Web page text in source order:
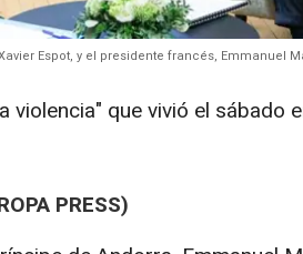
Espot, y el presidente francés, Emmanuel
violencia" que vivió el sábado
PRESS)